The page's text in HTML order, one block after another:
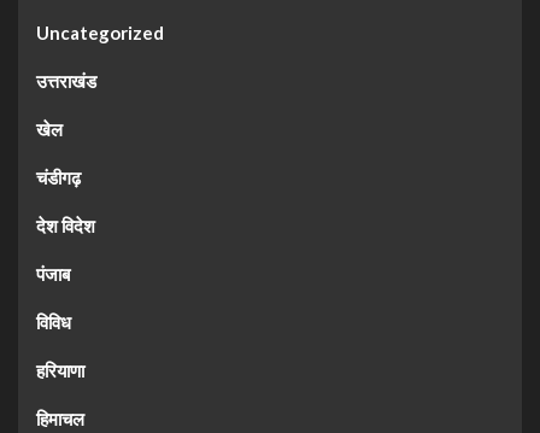
Uncategorized
उत्तराखंड
खेल
चंडीगढ़
देश विदेश
पंजाब
विविध
हरियाणा
हिमाचल